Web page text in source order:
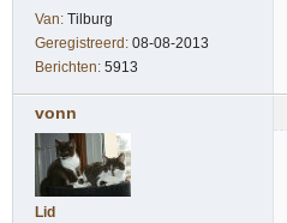
Van: Tilburg
Geregistreerd: 08-08-2013
Berichten: 5913
vonn
Lid